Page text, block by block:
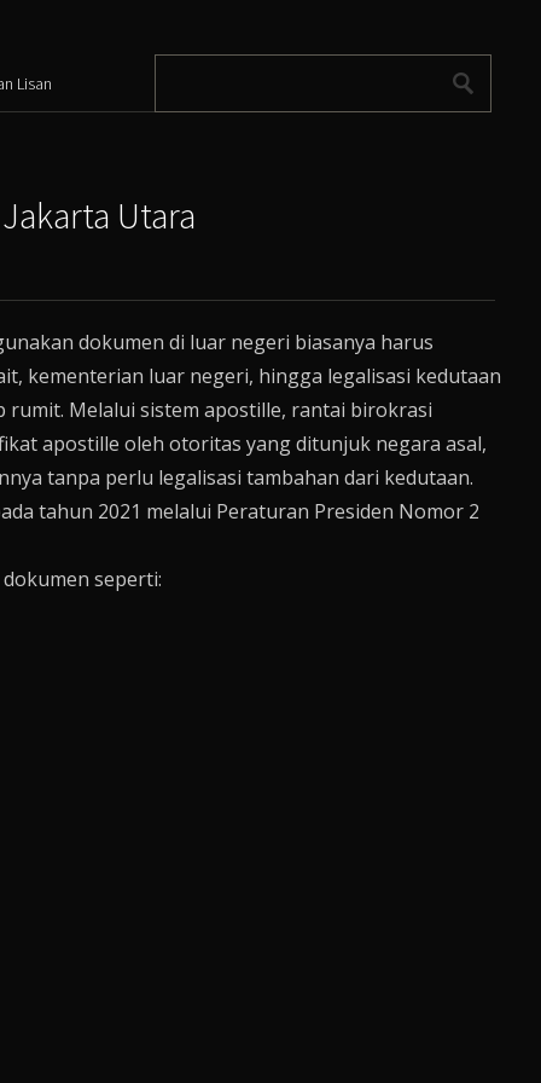
Lisan
Utara
dokumen di luar negeri biasanya harus
kementerian luar negeri, hingga legalisasi kedutaan
rumit. Melalui sistem apostille, rantai birokrasi
apostille oleh otoritas yang ditunjuk negara asal,
tanpa perlu legalisasi tambahan dari kedutaan.
tahun 2021 melalui Peraturan Presiden Nomor 2
seperti: